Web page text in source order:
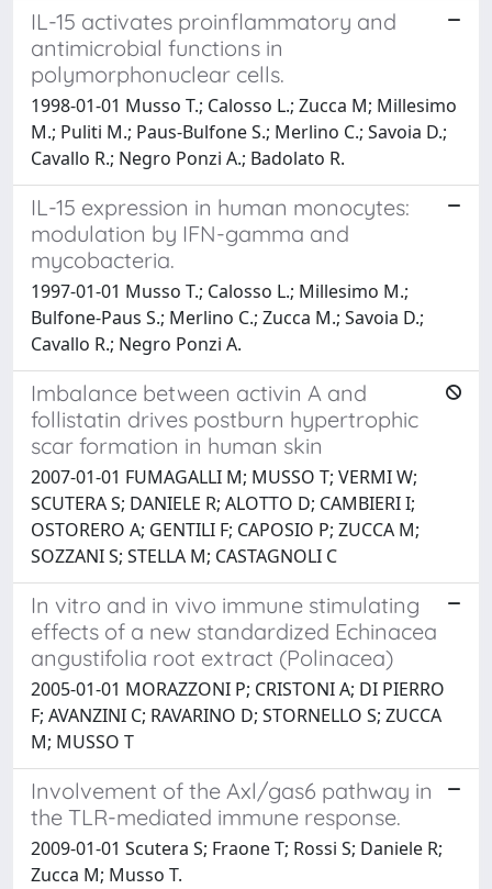
IL-15 activates proinflammatory and
antimicrobial functions in
polymorphonuclear cells.
1998-01-01 Musso T.; Calosso L.; Zucca M; Millesimo
M.; Puliti M.; Paus-Bulfone S.; Merlino C.; Savoia D.;
Cavallo R.; Negro Ponzi A.; Badolato R.
IL-15 expression in human monocytes:
modulation by IFN-gamma and
mycobacteria.
1997-01-01 Musso T.; Calosso L.; Millesimo M.;
Bulfone-Paus S.; Merlino C.; Zucca M.; Savoia D.;
Cavallo R.; Negro Ponzi A.
Imbalance between activin A and
follistatin drives postburn hypertrophic
scar formation in human skin
2007-01-01 FUMAGALLI M; MUSSO T; VERMI W;
SCUTERA S; DANIELE R; ALOTTO D; CAMBIERI I;
OSTORERO A; GENTILI F; CAPOSIO P; ZUCCA M;
SOZZANI S; STELLA M; CASTAGNOLI C
In vitro and in vivo immune stimulating
effects of a new standardized Echinacea
angustifolia root extract (Polinacea)
2005-01-01 MORAZZONI P; CRISTONI A; DI PIERRO
F; AVANZINI C; RAVARINO D; STORNELLO S; ZUCCA
M; MUSSO T
Involvement of the Axl/gas6 pathway in
the TLR-mediated immune response.
2009-01-01 Scutera S; Fraone T; Rossi S; Daniele R;
Zucca M; Musso T.